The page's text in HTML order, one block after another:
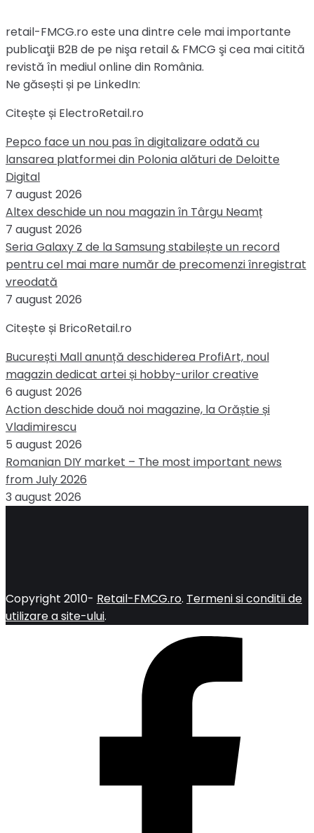
retail-FMCG.ro este una dintre cele mai importante
publicaţii B2B de pe nişa retail & FMCG şi cea mai citită
revistă în mediul online din România.
Ne găsești și pe LinkedIn:
Citește și ElectroRetail.ro
Pepco face un nou pas în digitalizare odată cu
lansarea platformei din Polonia alături de Deloitte
Digital
7 august 2026
Altex deschide un nou magazin în Târgu Neamț
7 august 2026
Seria Galaxy Z de la Samsung stabilește un record
pentru cel mai mare număr de precomenzi înregistrat
vreodată
7 august 2026
Citește și BricoRetail.ro
București Mall anunță deschiderea ProfiArt, noul
magazin dedicat artei și hobby-urilor creative
6 august 2026
Action deschide două noi magazine, la Orăștie și
Vladimirescu
5 august 2026
Romanian DIY market – The most important news
from July 2026
3 august 2026
Copyright 2010- Retail-FMCG.ro. Termeni si conditii de
utilizare a site-ului.